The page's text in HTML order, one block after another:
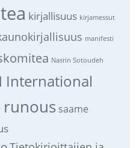
kirjallisuus kirjamessut
manifesti
Nasrin Sotoudeh
International
runous saame